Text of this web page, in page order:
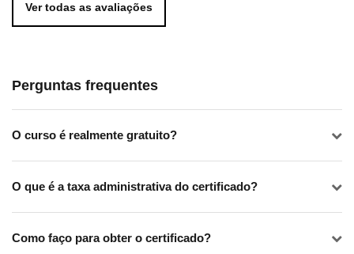
Ver todas as avaliações
Perguntas frequentes
O curso é realmente gratuito?
O que é a taxa administrativa do certificado?
Como faço para obter o certificado?